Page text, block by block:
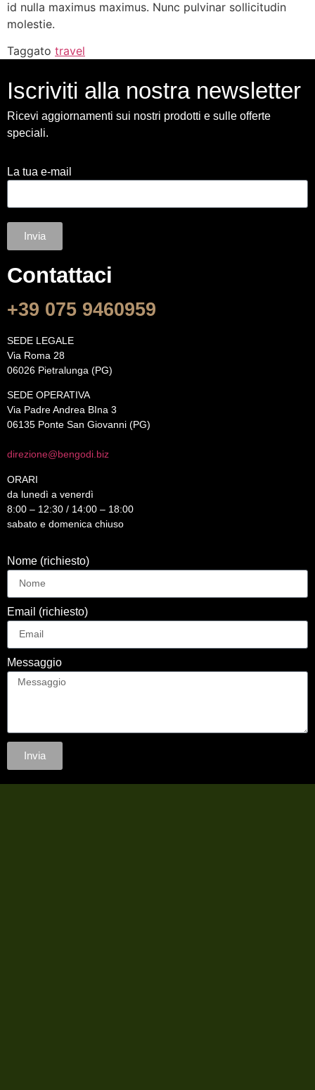
id nulla maximus maximus. Nunc pulvinar sollicitudin
molestie.
Taggato travel
Iscriviti alla nostra newsletter
Ricevi aggiornamenti sui nostri prodotti e sulle offerte
speciali.
La tua e-mail
Invia
Contattaci
+39 075 9460959
SEDE LEGALE
Via Roma 28
06026 Pietralunga (PG)
SEDE OPERATIVA
Via Padre Andrea BIna 3
06135 Ponte San Giovanni (PG)
direzione@bengodi.biz
ORARI
da lunedì a venerdì
8:00 – 12:30 / 14:00 – 18:00
sabato e domenica chiuso
Nome (richiesto)
Email (richiesto)
Messaggio
Invia